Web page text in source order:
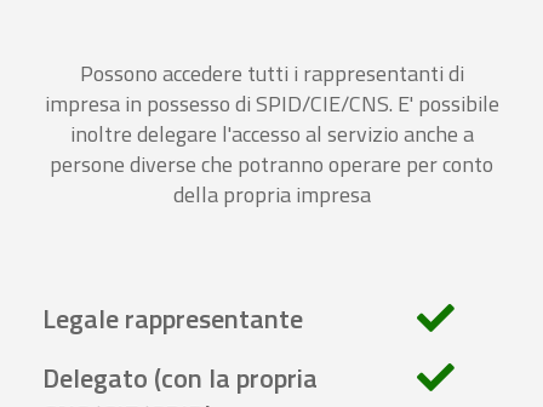
Possono accedere tutti i rappresentanti di
impresa in possesso di SPID/CIE/CNS. E' possibile
inoltre delegare l'accesso al servizio anche a
persone diverse che potranno operare per conto
della propria impresa
Legale rappresentante
Delegato (con la propria